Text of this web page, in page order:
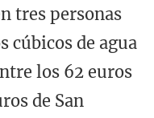
tres personas
cúbicos de agua
los 62 euros
de San